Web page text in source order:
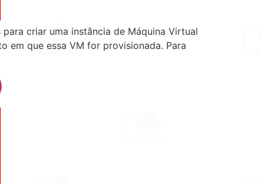
criar uma instância de Máquina Virtual
em que essa VM for provisionada. Para